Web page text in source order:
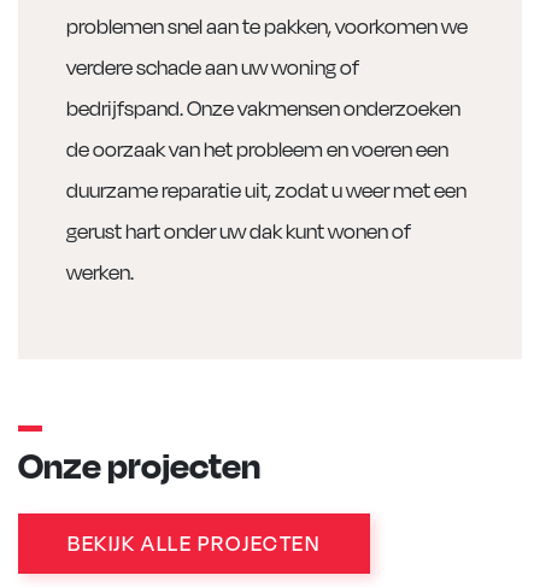
problemen snel aan te pakken, voorkomen we
verdere schade aan uw woning of
bedrijfspand. Onze vakmensen onderzoeken
de oorzaak van het probleem en voeren een
duurzame reparatie uit, zodat u weer met een
gerust hart onder uw dak kunt wonen of
werken.
Onze projecten
BEKIJK ALLE PROJECTEN